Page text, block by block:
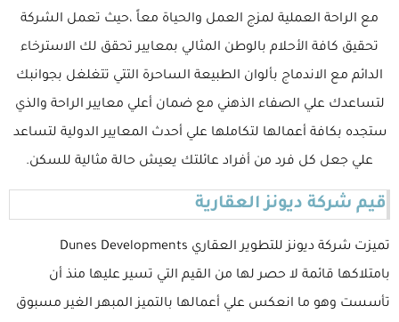
مع الراحة العملية لمزج العمل والحياة معاً ،حيث تعمل الشركة
تحقيق كافة الأحلام بالوطن المثالي بمعايير تحقق لك الاسترخاء
الدائم مع الاندماج بألوان الطبيعة الساحرة التتي تتغلغل بجوانبك
لتساعدك علي الصفاء الذهني مع ضمان أعلي معايير الراحة والذي
ستجده بكافة أعمالها لتكاملها علي أحدث المعايير الدولية لتساعد
علي جعل كل فرد من أفراد عائلتك يعيش حالة مثالية للسكن.
قيم شركة ديونز العقارية
تميزت شركة ديونز للتطوير العقاري Dunes Developments
بامتلاكها قائمة لا حصر لها من القيم التي تسير عليها منذ أن
تأسست وهو ما انعكس علي أعمالها بالتميز المبهر الغير مسبوق